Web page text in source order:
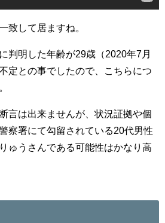
致して居ますね。
判明した年齢が29歳（2020年7月
定との事でしたので、こちらにつ
言は出来ませんが、状況証拠や個
察署にて勾留されている20代男性
ゅうさんである可能性はかなり高